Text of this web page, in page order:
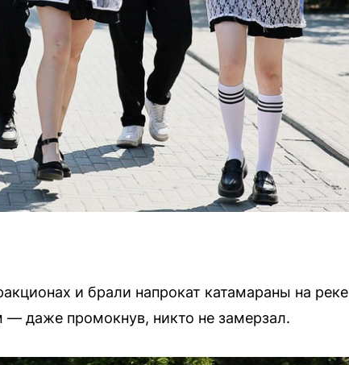
и брали напрокат катамараны на реке
— даже промокнув, никто не замерзал.